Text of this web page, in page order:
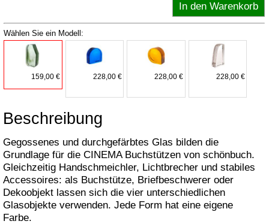
Wählen Sie ein Modell:
159,00 € 228,00 € 228,00 € 228,00 €
Beschreibung
Gegossenes und durchgefärbtes Glas bilden die
Grundlage für die CINEMA Buchstützen von schönbuch.
Gleichzeitig Handschmeichler, Lichtbrecher und stabiles
Accessoires: als Buchstütze, Briefbeschwerer oder
Dekoobjekt lassen sich die vier unterschiedlichen
Glasobjekte verwenden. Jede Form hat eine eigene
Farbe.